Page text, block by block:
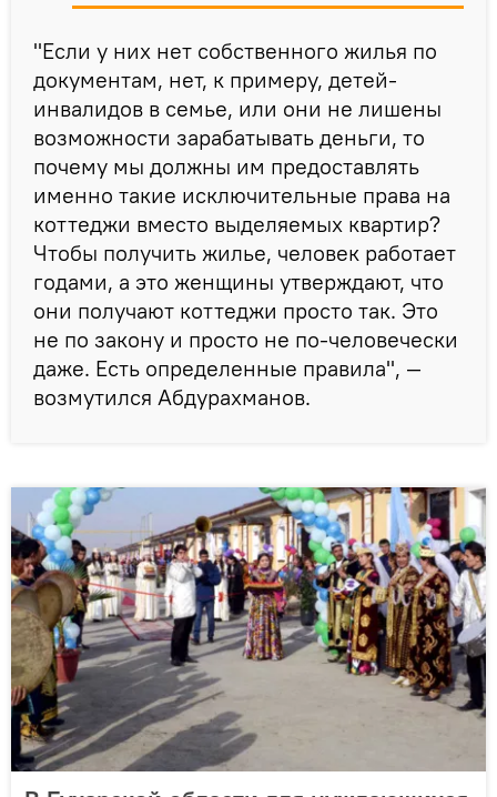
"Если у них нет собственного жилья по
документам, нет, к примеру, детей-
инвалидов в семье, или они не лишены
возможности зарабатывать деньги, то
почему мы должны им предоставлять
именно такие исключительные права на
коттеджи вместо выделяемых квартир?
Чтобы получить жилье, человек работает
годами, а это женщины утверждают, что
они получают коттеджи просто так. Это
не по закону и просто не по-человечески
даже. Есть определенные правила", —
возмутился Абдурахманов.